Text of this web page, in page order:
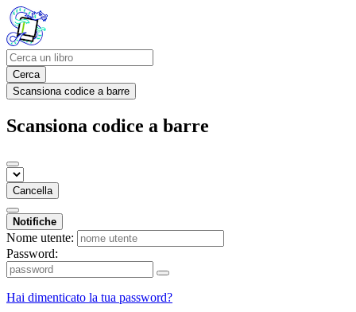
Cerca
Scansiona codice a barre
Scansiona codice a barre
Cancella
Notifiche
Nome utente:
Password:
Hai dimenticato la tua password?